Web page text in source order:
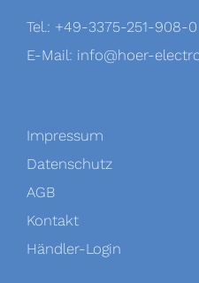
Tel.: +49-3375-251-908-0
E-Mail: info@hoer-
Impressum
Datenschutz
AGB
Kontakt
Händler-Login